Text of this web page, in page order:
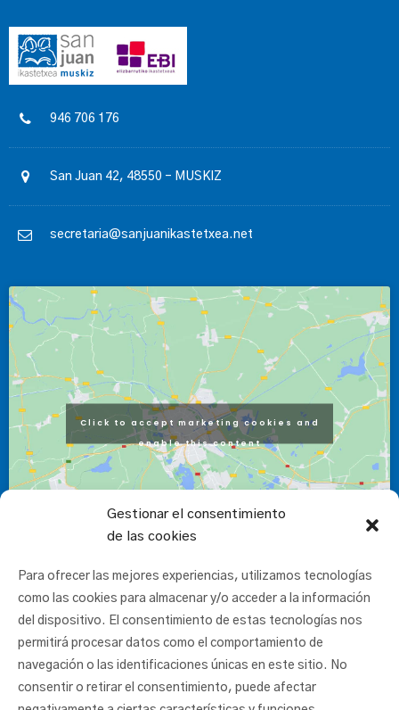
Gestionar el consentimiento
de las cookies
Para ofrecer las mejores experiencias, utilizamos tecnologías
como las cookies para almacenar y/o acceder a la información
del dispositivo. El consentimiento de estas tecnologías nos
permitirá procesar datos como el comportamiento de
navegación o las identificaciones únicas en este sitio. No
consentir o retirar el consentimiento, puede afectar
946 706 176
San Juan 42, 48550 – MUSKIZ
secretaria@sanjuanikastetxea.net
Click to accept marketing cookies and
enable this content